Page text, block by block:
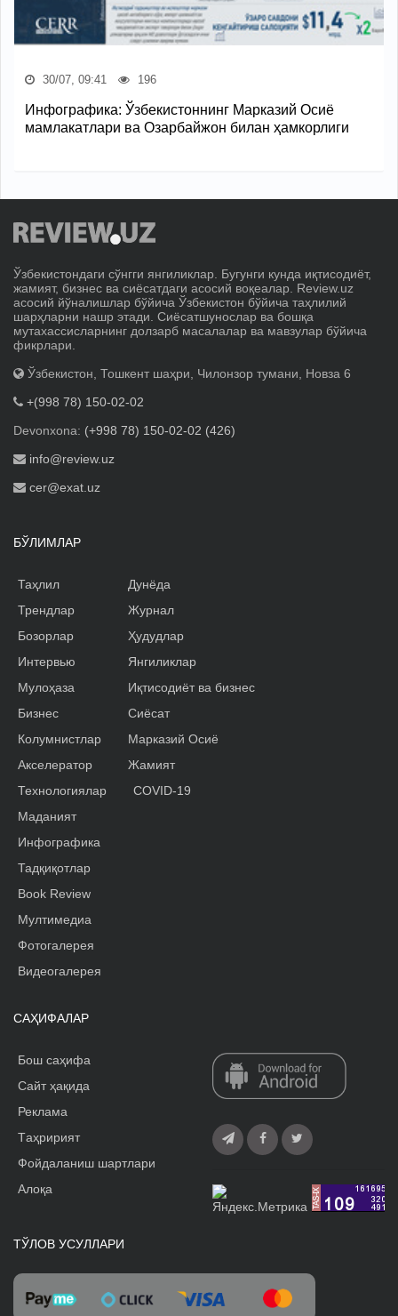
30/07, 09:41 196
Инфографика: Ўзбекистоннинг Марказий Осиё
мамлакатлари ва Озарбайжон билан ҳамкорлиги
Ўзбекистондаги сўнгги янгиликлар. Бугунги кунда иқтисодиёт,
жамият, бизнес ва сиёсатдаги асосий воқеалар. Review.uz
асосий йўналишлар бўйича Ўзбекистон бўйича таҳлилий
шарҳларни нашр этади. Сиёсатшунослар ва бошқа
мутахассисларнинг долзарб масалалар ва мавзулар бўйича
фикрлари.
Ўзбекистон, Тошкент шаҳри, Чилонзор тумани, Новза 6
+(998 78) 150-02-02
Devonxona: (+998 78) 150-02-02 (426)
info@review.uz
cer@exat.uz
БЎЛИМЛАР
Таҳлил
Трендлар
Бозорлар
Интервью
Мулоҳаза
Бизнес
Колумнистлар
Акселератор
Дунёда
Журнал
Ҳудудлар
Янгиликлар
Иқтисодиёт ва бизнес
Сиёсат
Марказий Осиё
Жамият
Технологиялар
Маданият
Инфографика
Тадқиқотлар
Book Review
Мултимедиа
Фотогалерея
Видеогалерея
COVID-19
САҲИФАЛАР
Бош саҳифа
Сайт ҳақида
Реклама
Tаҳририят
Фойдаланиш шартлари
Алоқа
ТЎЛОВ УСУЛЛАРИ